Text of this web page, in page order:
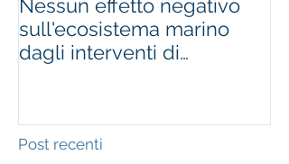
Nessun effetto negativo
sull'ecosistema marino
dagli interventi di
Post recenti